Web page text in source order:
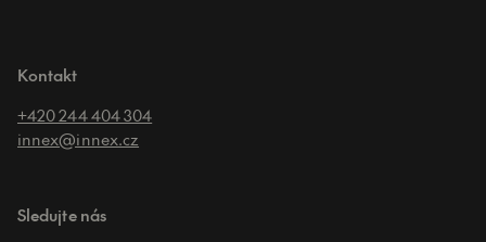
Kontakt
+420 244 404 304
innex@innex.cz
Sledujte nás